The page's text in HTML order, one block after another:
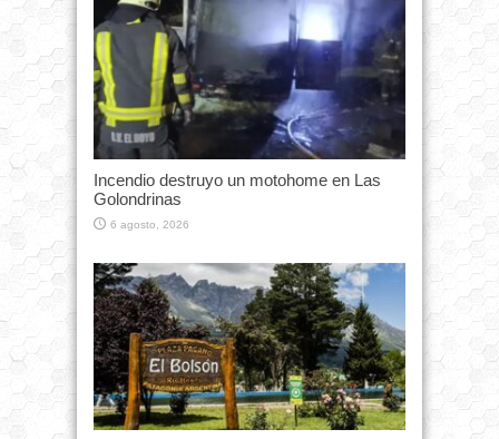
Incendio destruyo un motohome en Las
Golondrinas
6 agosto, 2026